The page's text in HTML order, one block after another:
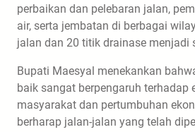
perbaikan dan pelebaran jalan,
air, serta jembatan di berbagai
jalan dan 20 titik drainase menjadi
Bupati Maesyal menekankan
baik sangat berpengaruh terhadap
masyarakat dan pertumbuhan
berharap jalan-jalan yang telah